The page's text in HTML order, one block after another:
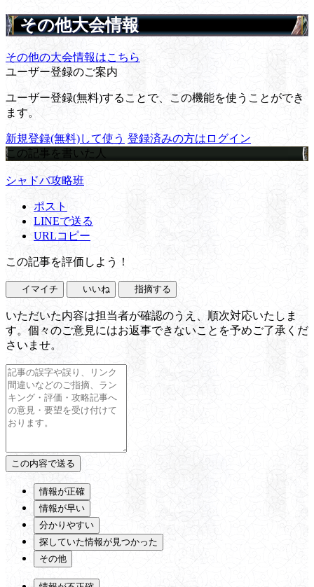
その他大会情報
その他の大会情報はこちら
ユーザー登録のご案内
ユーザー登録(無料)することで、この機能を使うことができ
ます。
新規登録(無料)して使う 登録済みの方はログイン
この記事を書いた人
シャドバ攻略班
ポスト
LINEで送る
URLコピー
この記事を評価しよう！
イマイチ いいね 指摘する
いただいた内容は担当者が確認のうえ、順次対応いたしま
す。個々のご意見にはお返事できないことを予めご了承くだ
さいませ。
情報が正確
情報が早い
分かりやすい
探していた情報が見つかった
その他